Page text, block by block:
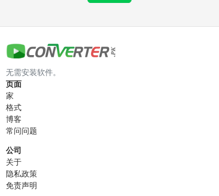
gif 转换器
gif 到 bmp
gif 到 ico
gif 到 tga
ico 转换器
ico 到 bmp
无需安装软件。
页面
家
格式
博客
常问问题
公司
关于
隐私政策
免责声明